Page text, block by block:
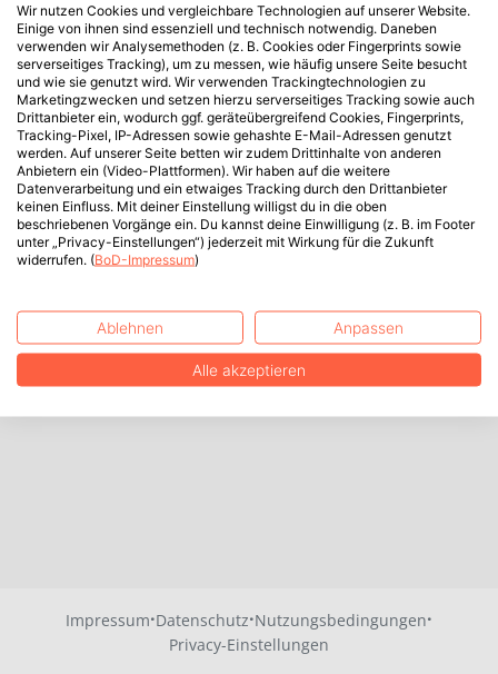
Impressum·Datenschutz·Nutzungsbedingungen·
Privacy-Einstellungen
Wir nutzen Cookies und vergleichbare Technologien auf unserer Website.
Einige von ihnen sind essenziell und technisch notwendig. Daneben
verwenden wir Analysemethoden (z. B. Cookies oder Fingerprints sowie
serverseitiges Tracking), um zu messen, wie häufig unsere Seite besucht
und wie sie genutzt wird. Wir verwenden Trackingtechnologien zu
Marketingzwecken und setzen hierzu serverseitiges Tracking sowie auch
Drittanbieter ein, wodurch ggf. geräteübergreifend Cookies, Fingerprints,
Tracking-Pixel, IP-Adressen sowie gehashte E-Mail-Adressen genutzt
werden. Auf unserer Seite betten wir zudem Drittinhalte von anderen
Anbietern ein (Video-Plattformen). Wir haben auf die weitere
Datenverarbeitung und ein etwaiges Tracking durch den Drittanbieter
keinen Einfluss. Mit deiner Einstellung willigst du in die oben
beschriebenen Vorgänge ein. Du kannst deine Einwilligung (z. B. im Footer
unter „Privacy-Einstellungen“) jederzeit mit Wirkung für die Zukunft
widerrufen. (BoD-Impressum)
Ablehnen Anpassen
Alle akzeptieren